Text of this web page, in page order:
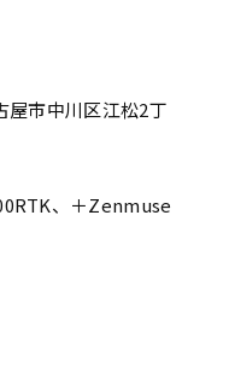
屋市中川区江松2丁
、＋Zenmuse